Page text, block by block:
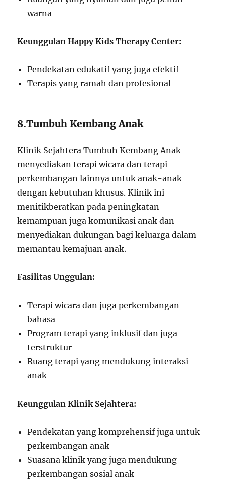
warna
Keunggulan Happy Kids Therapy Center:
Pendekatan edukatif yang juga efektif
Terapis yang ramah dan profesional
8.Tumbuh Kembang Anak
Klinik Sejahtera Tumbuh Kembang Anak
menyediakan terapi wicara dan terapi
perkembangan lainnya untuk anak-anak
dengan kebutuhan khusus. Klinik ini
menitikberatkan pada peningkatan
kemampuan juga komunikasi anak dan
menyediakan dukungan bagi keluarga dalam
memantau kemajuan anak.
Fasilitas Unggulan:
Terapi wicara dan juga perkembangan
bahasa
Program terapi yang inklusif dan juga
terstruktur
Ruang terapi yang mendukung interaksi
anak
Keunggulan Klinik Sejahtera:
Pendekatan yang komprehensif juga untuk
perkembangan anak
Suasana klinik yang juga mendukung
perkembangan sosial anak